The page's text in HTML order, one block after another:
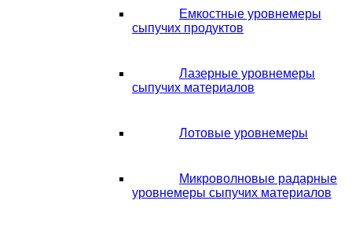
Емкостные уровнемеры
сыпучих продуктов
Лазерные уровнемеры
сыпучих материалов
Лотовые уровнемеры
Микроволновые радарные
уровнемеры сыпучих материалов